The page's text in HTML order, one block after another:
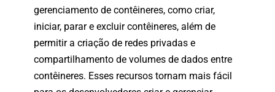
gerenciamento de contêineres, como criar,
iniciar, parar e excluir contêineres, além de
permitir a criação de redes privadas e
compartilhamento de volumes de dados entre
contêineres. Esses recursos tornam mais fácil